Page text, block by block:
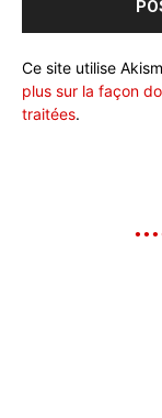
Ce site utilise
plus sur la façon
traitées.